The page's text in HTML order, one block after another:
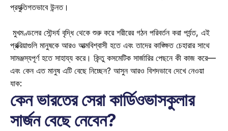
প্রযুক্তিগতভাবে উন্নত।
মুখমণ্ডলের সৌন্দর্য বৃদ্ধি থেকে শুরু করে শরীরের গঠন পরিবর্তন করা পর্যন্ত, এই
প্রক্রিয়াগুলি মানুষকে আরও আত্মবিশ্বাসী হতে এবং তাদের কাঙ্ক্ষিত চেহারার সাথে
সামঞ্জস্যপূর্ণ হতে সাহায্য করে। কিন্তু কসমেটিক সার্জারির পেছনে কী কাজ করে—
এবং কেন এত মানুষ এটি বেছে নিচ্ছেন? আসুন আরও বিশদভাবে দেখে নেওয়া
যাক:
কেন ভারতের সেরা কার্ডিওভাসকুলার
সার্জন বেছে নেবেন?